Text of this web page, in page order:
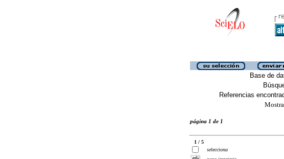
Base de
Referencias
página 1 de 1
1 / 5
selecciona